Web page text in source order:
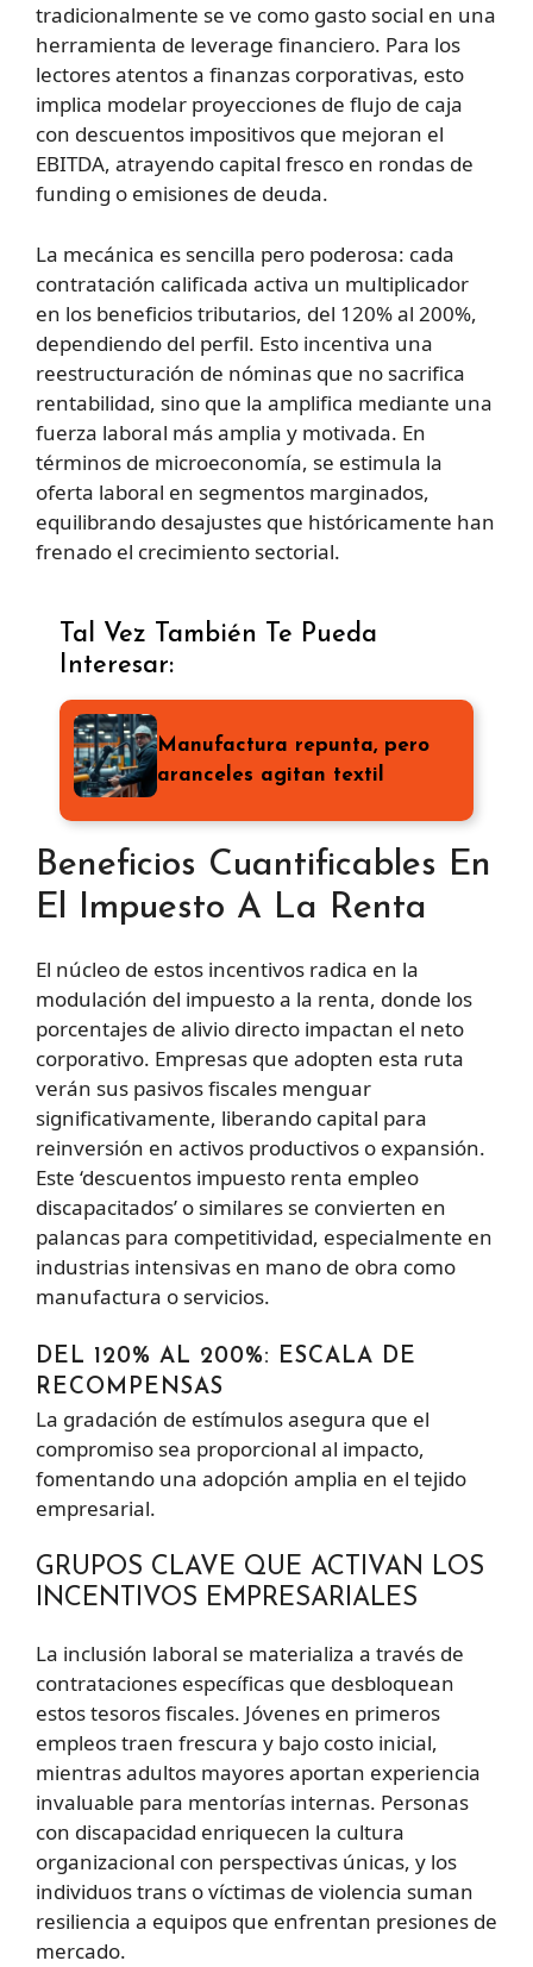
tradicionalmente se ve como gasto social en una
herramienta de leverage financiero. Para los
lectores atentos a finanzas corporativas, esto
implica modelar proyecciones de flujo de caja
con descuentos impositivos que mejoran el
EBITDA, atrayendo capital fresco en rondas de
funding o emisiones de deuda.
La mecánica es sencilla pero poderosa: cada
contratación calificada activa un multiplicador
en los beneficios tributarios, del 120% al 200%,
dependiendo del perfil. Esto incentiva una
reestructuración de nóminas que no sacrifica
rentabilidad, sino que la amplifica mediante una
fuerza laboral más amplia y motivada. En
términos de microeconomía, se estimula la
oferta laboral en segmentos marginados,
equilibrando desajustes que históricamente han
frenado el crecimiento sectorial.
Tal Vez También Te Pueda
Interesar:
Manufactura repunta, pero
aranceles agitan textil
Beneficios Cuantificables En
El Impuesto A La Renta
El núcleo de estos incentivos radica en la
modulación del impuesto a la renta, donde los
porcentajes de alivio directo impactan el neto
corporativo. Empresas que adopten esta ruta
verán sus pasivos fiscales menguar
significativamente, liberando capital para
reinversión en activos productivos o expansión.
Este ‘descuentos impuesto renta empleo
discapacitados’ o similares se convierten en
palancas para competitividad, especialmente en
industrias intensivas en mano de obra como
manufactura o servicios.
DEL 120% AL 200%: ESCALA DE
RECOMPENSAS
La gradación de estímulos asegura que el
compromiso sea proporcional al impacto,
fomentando una adopción amplia en el tejido
empresarial.
GRUPOS CLAVE QUE ACTIVAN LOS
INCENTIVOS EMPRESARIALES
La inclusión laboral se materializa a través de
contrataciones específicas que desbloquean
estos tesoros fiscales. Jóvenes en primeros
empleos traen frescura y bajo costo inicial,
mientras adultos mayores aportan experiencia
invaluable para mentorías internas. Personas
con discapacidad enriquecen la cultura
organizacional con perspectivas únicas, y los
individuos trans o víctimas de violencia suman
resiliencia a equipos que enfrentan presiones de
mercado.